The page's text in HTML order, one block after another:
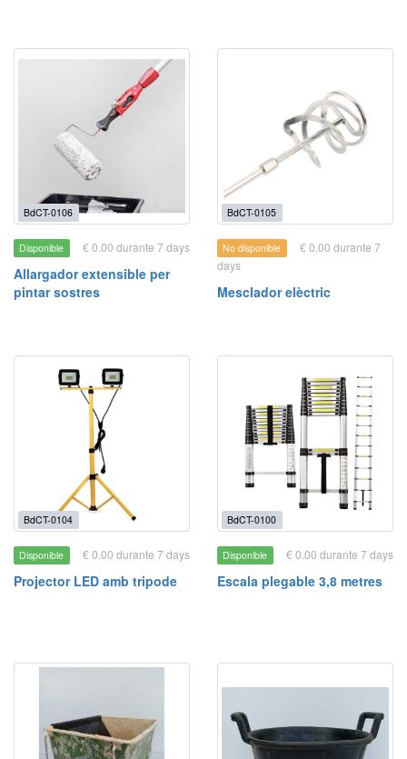
BdCT-0106
Disponible € 0.00 durante 7 days
Allargador extensible per
pintar sostres
BdCT-0105
No disponible
€ 0.00 durante 7
days
Mesclador elèctric
BdCT-0104
Disponible € 0.00 durante 7 days
Projector LED amb tripode
BdCT-0100
Disponible € 0.00 durante 7 days
Escala plegable 3,8 metres